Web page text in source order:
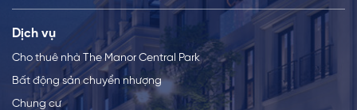
Dịch vụ
Cho thuê nhà The Manor Central Park
Bất động sản chuyển nhượng
Chung cư